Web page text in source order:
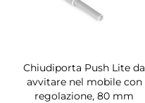
Chiudiporta Push Lite da
avvitare nel mobile con
regolazione, 80 mm